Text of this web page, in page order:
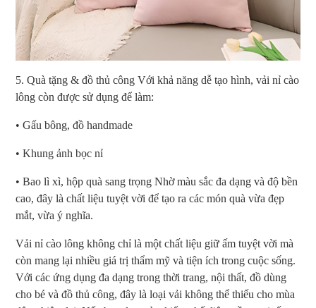
5. Quà tặng & đồ thủ công Với khả năng dễ tạo hình, vải nỉ cào
lông còn được sử dụng để làm:
• Gấu bông, đồ handmade
• Khung ảnh bọc nỉ
• Bao lì xì, hộp quà sang trọng Nhờ màu sắc đa dạng và độ bền
cao, đây là chất liệu tuyệt vời để tạo ra các món quà vừa đẹp
mắt, vừa ý nghĩa.
Vải nỉ cào lông không chỉ là một chất liệu giữ ấm tuyệt vời mà
còn mang lại nhiều giá trị thẩm mỹ và tiện ích trong cuộc sống.
Với các ứng dụng đa dạng trong thời trang, nội thất, đồ dùng
cho bé và đồ thủ công, đây là loại vải không thể thiếu cho mùa